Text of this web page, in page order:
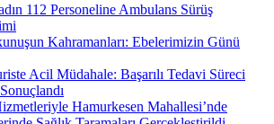
112 Personeline Ambulans Sürüş
Kahramanları: Ebelerimizin Günü
Acil Müdahale: Başarılı Tedavi Süreci
Hamurkesen Mahallesi’nde